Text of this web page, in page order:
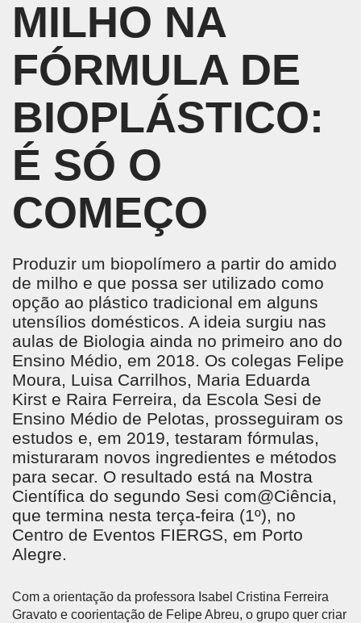
MILHO NA
FÓRMULA DE
BIOPLÁSTICO:
É SÓ O
COMEÇO
Produzir um biopolímero a partir do amido
de milho e que possa ser utilizado como
opção ao plástico tradicional em alguns
utensílios domésticos. A ideia surgiu nas
aulas de Biologia ainda no primeiro ano do
Ensino Médio, em 2018. Os colegas Felipe
Moura, Luisa Carrilhos, Maria Eduarda
Kirst e Raira Ferreira, da Escola Sesi de
Ensino Médio de Pelotas, prosseguiram os
estudos e, em 2019, testaram fórmulas,
misturaram novos ingredientes e métodos
para secar. O resultado está na Mostra
Científica do segundo Sesi com@Ciência,
que termina nesta terça-feira (1º), no
Centro de Eventos FIERGS, em Porto
Alegre.
Com a orientação da professora Isabel Cristina Ferreira
Gravato e coorientação de Felipe Abreu, o grupo quer criar